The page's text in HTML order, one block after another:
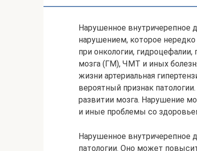
Нарушенное внутричерепное
нарушением, которое
при онкологии,
мозга (ГМ), ЧМТ и иных
жизни артериальная
вероятный признак
развитии мозга. Нарушение
и иные проблемы со
Нарушенное внутричерепное
патологии. Оно может